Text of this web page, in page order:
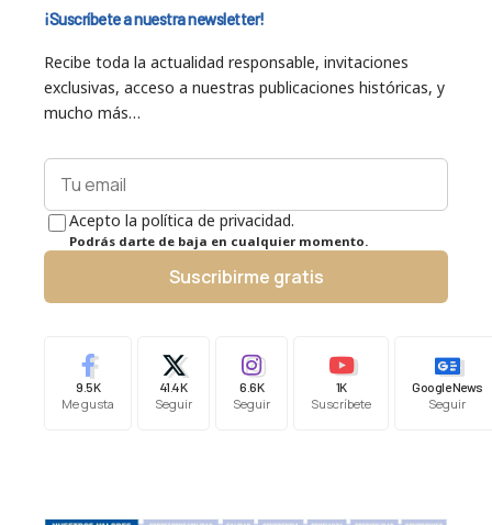
¡Suscríbete a nuestra newsletter!
Recibe toda la actualidad responsable, invitaciones
exclusivas, acceso a nuestras publicaciones históricas, y
mucho más…
Acepto la política de privacidad.
Podrás darte de baja en cualquier momento.
Suscribirme gratis
9.5K
Me gusta
41.4K
Seguir
6.6K
Seguir
1K
Suscríbete
Google News
Seguir